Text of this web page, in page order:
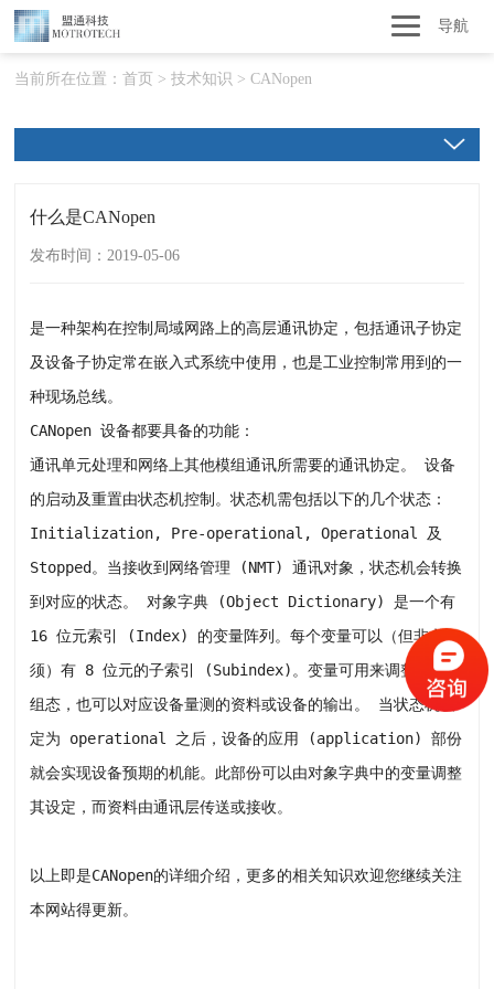
导航
当前所在位置：首页 >技术知识 >CANopen
什么是CANopen
发布时间：2019-05-06
是一种架构在控制局域网路上的高层通讯协定，包括通讯子协定
及设备子协定常在嵌入式系统中使用，也是工业控制常用到的一
种现场总线。
CANopen 设备都要具备的功能：
通讯单元处理和网络上其他模组通讯所需要的通讯协定。 设备
的启动及重置由状态机控制。状态机需包括以下的几个状态：
Initialization, Pre-operational, Operational 及
Stopped。当接收到网络管理 (NMT) 通讯对象，状态机会转换
到对应的状态。 对象字典 (Object Dictionary) 是一个有
16 位元索引 (Index) 的变量阵列。每个变量可以（但非必
须）有 8 位元的子索引 (Subindex)。变量可用来调整设备的
组态，也可以对应设备量测的资料或设备的输出。 当状态机设
定为 operational 之后，设备的应用 (application) 部份
就会实现设备预期的机能。此部份可以由对象字典中的变量调整
其设定，而资料由通讯层传送或接收。
以上即是CANopen的详细介绍，更多的相关知识欢迎您继续关注
本网站得更新。